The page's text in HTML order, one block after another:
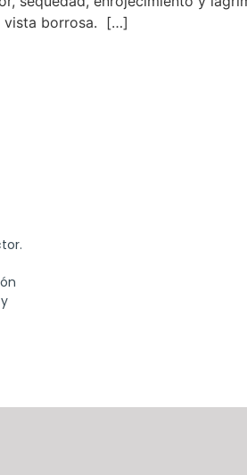
vista borrosa. […]